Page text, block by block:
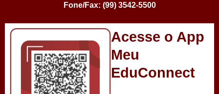
Fone/Fax: (99) 3542-5500
Acesse o App
Meu
EduConnect